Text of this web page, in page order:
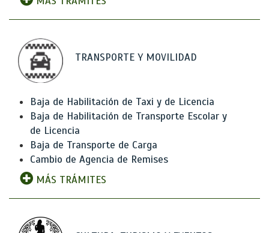
TRANSPORTE Y MOVILIDAD
Baja de Habilitación de Taxi y de Licencia
Baja de Habilitación de Transporte Escolar y
de Licencia
Baja de Transporte de Carga
Cambio de Agencia de Remises
MÁS TRÁMITES